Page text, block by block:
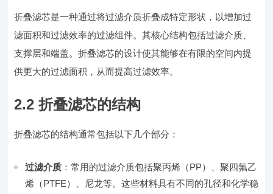
折叠滤芯是一种通过将过滤介质折叠成特定形状，以增加过
滤面积和过滤效率的过滤组件。其核心结构包括过滤介质、
支撑层和端盖。折叠滤芯的设计使其能够在有限的空间内提
供更大的过滤面积，从而提高过滤效率。
2.2 折叠滤芯的结构
折叠滤芯的结构通常包括以下几个部分：
过滤介质 ：常用的过滤介质包括聚丙烯（PP）、聚四氟乙
烯（PTFE）、尼龙等。这些材料具有不同的孔径和化学稳